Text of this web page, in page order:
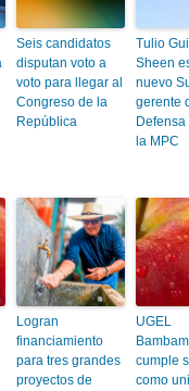
Seis candidatos
disputan voto a
voto para llegar al
Congreso de la
República
Tulio
Sheen
nuevo
gerente
la MPC
Logran
financiamiento
para tres grandes
proyectos de
UGEL
cumple
como